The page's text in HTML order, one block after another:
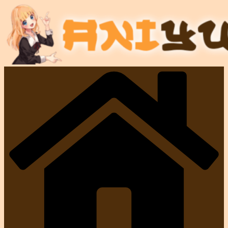
Salta
contenuto